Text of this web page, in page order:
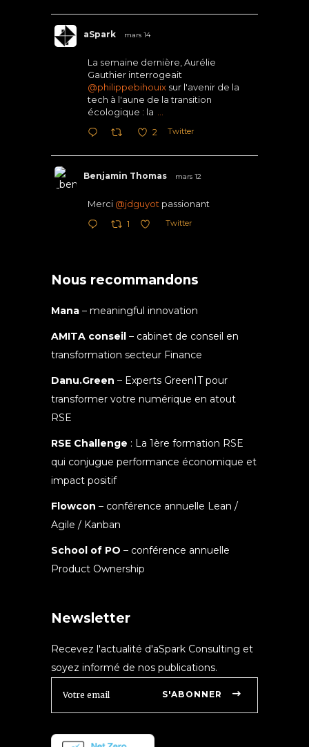
aSpark mars 14
La semaine dernière, Aurélie
Gauthier interrogeait
@philippebihouix sur l'avenir de la
tech à l'aune de la transition
écologique : la
2 Twitter
Benjamin Thomas mars 12
Merci @jdguyot passionant
1 Twitter
Nous recommandons
Mana – meaningful innovation
AMITA conseil – cabinet de conseil en
transformation secteur Finance
Danu.Green – Experts GreenIT pour
transformer votre numérique en atout
RSE
RSE Challenge : La 1ère formation RSE
qui conjugue performance économique et
impact positif
Flowcon – conférence annuelle Lean /
Agile / Kanban
School of PO – conférence annuelle
Product Ownership
Newsletter
Recevez l'actualité d'aSpark Consulting et
soyez informé de nos publications.
S'ABONNER